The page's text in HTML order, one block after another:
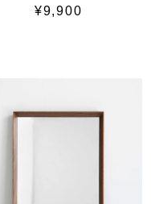
¥9,900